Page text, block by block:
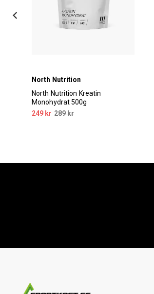
North Nutrition
North Nutrition Kreatin
Monohydrat 500g
249 kr 289 kr